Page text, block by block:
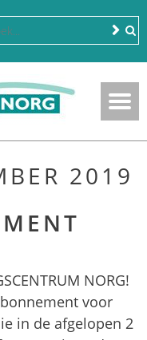
2019
NORG!
voor
in de afgelopen 2